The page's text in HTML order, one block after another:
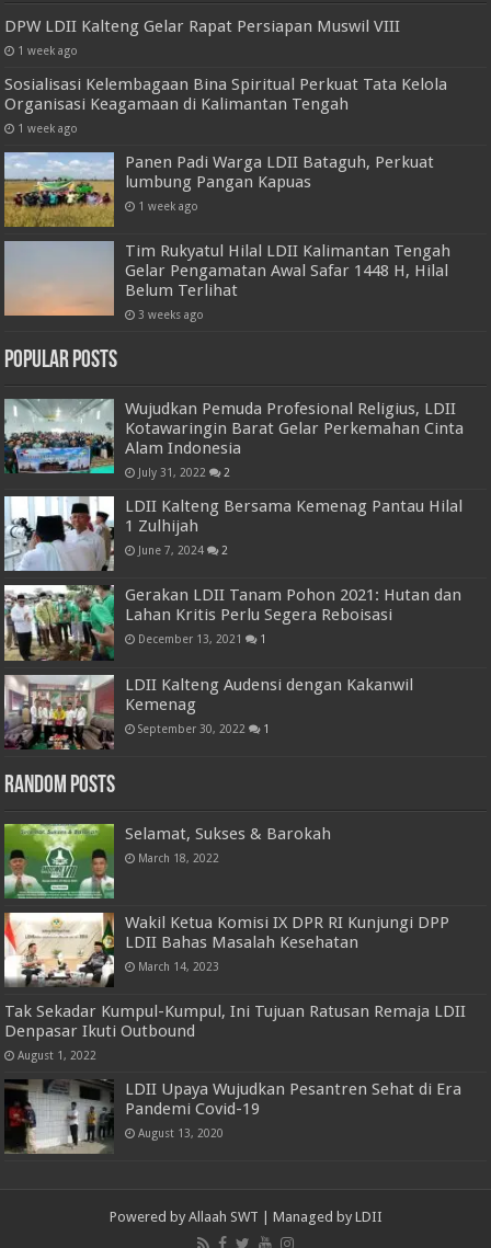
DPW LDII Kalteng Gelar Rapat Persiapan Muswil VIII
1 week ago
Sosialisasi Kelembagaan Bina Spiritual Perkuat Tata Kelola
Organisasi Keagamaan di Kalimantan Tengah
1 week ago
Panen Padi Warga LDII Bataguh, Perkuat
lumbung Pangan Kapuas
1 week ago
Tim Rukyatul Hilal LDII Kalimantan Tengah
Gelar Pengamatan Awal Safar 1448 H, Hilal
Belum Terlihat
3 weeks ago
Popular Posts
Wujudkan Pemuda Profesional Religius, LDII
Kotawaringin Barat Gelar Perkemahan Cinta
Alam Indonesia
July 31, 2022 2
LDII Kalteng Bersama Kemenag Pantau Hilal
1 Zulhijah
June 7, 2024 2
Gerakan LDII Tanam Pohon 2021: Hutan dan
Lahan Kritis Perlu Segera Reboisasi
December 13, 2021 1
LDII Kalteng Audensi dengan Kakanwil
Kemenag
September 30, 2022 1
Random Posts
Selamat, Sukses & Barokah
March 18, 2022
Wakil Ketua Komisi IX DPR RI Kunjungi DPP
LDII Bahas Masalah Kesehatan
March 14, 2023
Tak Sekadar Kumpul-Kumpul, Ini Tujuan Ratusan Remaja LDII
Denpasar Ikuti Outbound
August 1, 2022
LDII Upaya Wujudkan Pesantren Sehat di Era
Pandemi Covid-19
August 13, 2020
Powered by Allaah SWT | Managed by LDII